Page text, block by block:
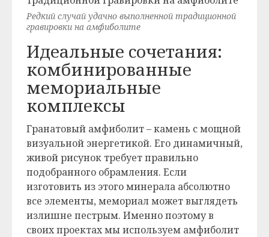
Редкий случай удачно выполненной традиционной
гравировки на амфиболите
Идеальные сочетания:
комбинированные
мемориальные
комплексы
Гранатовый амфиболит – камень с мощной
визуальной энергетикой. Его динамичный,
живой рисунок требует правильно
подобранного обрамления. Если
изготовить из этого минерала абсолютно
все элементы, мемориал может выглядеть
излишне пестрым. Именно поэтому в
своих проектах мы используем амфиболит